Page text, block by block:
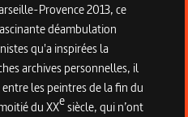
Provence 2013, ce
déambulation
qu'a inspirées la
archives personnelles, il
les peintres de la fin du
du XXesiècle, qui n’ont